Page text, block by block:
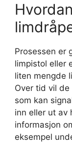
Prosessen er
limpistol eller
liten mengde
Over tid vil
som kan
inn eller ut av
informasjon
eksempel